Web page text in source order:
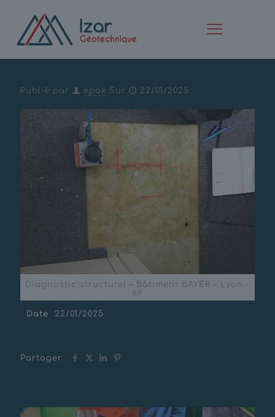
Diagnostic structurel –
Publié par epok Sur 22/01/2025
Diagnostic structurel – Bâtiment BAYER – Lyon –
69
Date 22/01/2025
Partager